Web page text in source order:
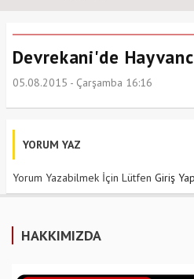
Devrekani'de
05.08.2015 - Çarşamba 16:16
YORUM YAZ
Yorum Yazabilmek İçin Lütfen Giriş
HAKKIMIZDA